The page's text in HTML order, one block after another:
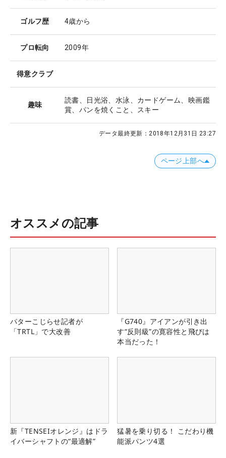
ゴルフ歴 4歳から
プロ転向 2009年
得意クラブ
趣味
読書、日光浴、水泳、カードゲーム、映画鑑
賞、パンを焼くこと、スキー
データ最終更新：2018年12月31日 23:27
ページ上部へ
オススメの記事
パターこじらせ記者が
「TRTL」で大改善
『G740』アイアンが引き出
す“反則級”の寛容性と飛びは
本当だった！
新『TENSEIオレンジ』はドラ
イバーシャフトの“最適解”
猛暑を乗り切る！ こだわり機
能派パンツ4選